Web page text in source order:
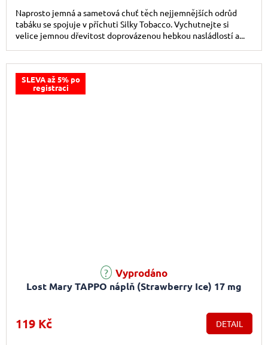
Naprosto jemná a sametová chuť těch nejjemnějších odrůd
tabáku se spojuje v příchuti Silky Tobacco. Vychutnejte si
velice jemnou dřevitost doprovázenou hebkou nasládlostí a...
SLEVA až 5% po
registraci
Lost Mary TAPPO náplň (Strawberry Ice) 17 mg
Vyprodáno
119 Kč DETAIL